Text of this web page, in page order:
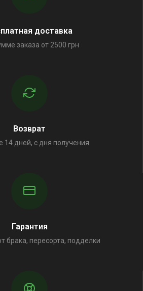
доставка
заказа от 2500 грн
Возврат
14 дней, с дня получения
Гарантия
брака, пересорта, подделки